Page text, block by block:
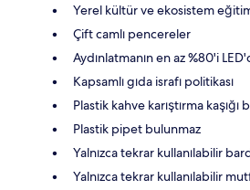
Yerel kültür ve ekosistem
Çift camlı pencereler
Aydınlatmanın en az %80'i
Kapsamlı gıda israfı politikası
Plastik kahve karıştırma kaşığı
Plastik pipet bulunmaz
Yalnızca tekrar kullanılabilir
Yalnızca tekrar kullanılabilir